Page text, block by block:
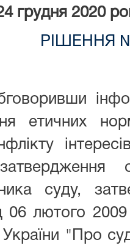
грудня 2020
РІШЕННЯ
етичних
суду,
06 лютого
"Про